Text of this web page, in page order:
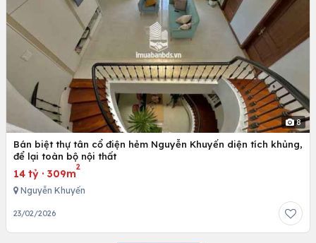
8
Bán biệt thự tân cổ điện hẻm Nguyễn Khuyến diện tích khủng,
để lại toàn bộ nội thất
14 tỷ · 309m
2
Nguyễn Khuyến
23/02/2026